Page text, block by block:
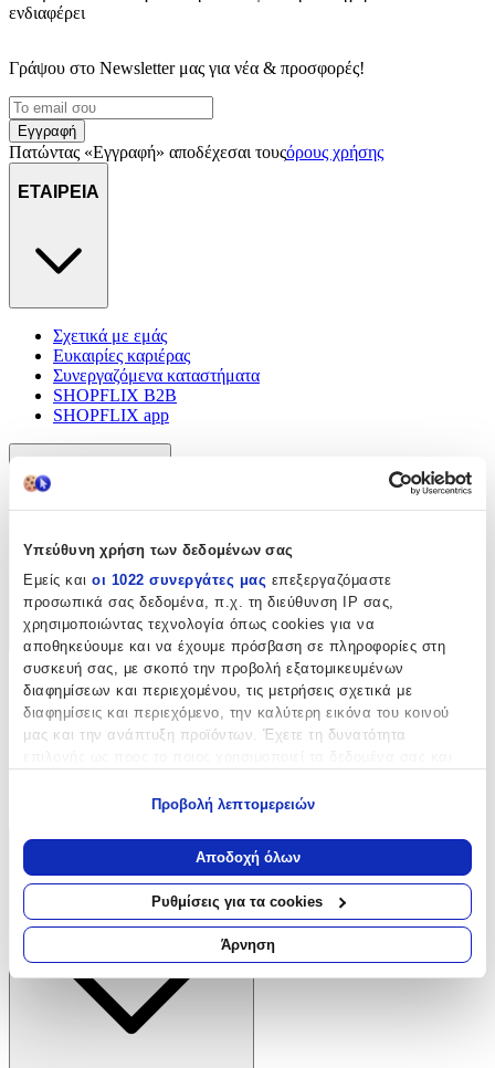
Υπεύθυνη χρήση των δεδομένων σας
Εμείς και οι 1022 συνεργάτες μας επεξεργαζόμαστε
προσωπικά σας δεδομένα, π.χ. τη διεύθυνση IP σας,
χρησιμοποιώντας τεχνολογία όπως cookies για να
αποθηκεύουμε και να έχουμε πρόσβαση σε πληροφορίες στη
συσκευή σας, με σκοπό την προβολή εξατομικευμένων
διαφημίσεων και περιεχομένου, τις μετρήσεις σχετικά με
διαφημίσεις και περιεχόμενο, την καλύτερη εικόνα του κοινού
μας και την ανάπτυξη προϊόντων. Έχετε τη δυνατότητα
Να συλλέξουμε πληροφορίες σχετικά με τη γεωγραφική
σας τοποθεσία, οι οποίες μπορεί να είναι ακριβείς σε
απόσταση μερικών μέτρων
Να αναγνωρίσουμε τη συσκευή σας σαρώνοντας ενεργά
για συγκεκριμένα χαρακτηριστικά (δακτυλικό αποτύπωμα)
Μάθετε περισσότερα σχετικά με τον τρόπο επεξεργασίας των
προσωπικών σας δεδομένων και καθορίστε τις προτιμήσεις σας
ενότητα “Λεπτομέρειες”
ανακαλέσετε τη συγκατάθεσή σας ανά πάσα στιγμή από τη
Προβολή λεπτομερειών
Αποδοχή όλων
Ρυθμίσεις για τα cookies
Άρνηση
ενδιαφέρει
Γράψου στο Νewsletter μας για νέα & προσφορές!
Εγγραφή
Πατώντας «Εγγραφή» αποδέχεσαι τουςόρους χρήσης
ΕΤΑΙΡΕΙΑ
Σχετικά με εμάς
Ευκαιρίες καριέρας
Συνεργαζόμενα καταστήματα
SHOPFLIX B2B
SHOPFLIX app
ONLINE ΑΓΟΡΕΣ
Παραδόσεις
Επιστροφές προϊόντων
Τρόποι πληρωμής
Klarna
Δωροκάρτες SHOPFLIX
ΕΞΥΠΗΡΕΤΗΣΗ ΠΕΛΑΤΩΝ